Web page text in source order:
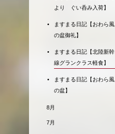
より ぐい呑み入荷】
ますまる日記【おわら風
の盆御礼】
ますまる日記【北陸新幹
線グランクラス軽食】
ますまる日記【おわら風
の盆】
8月
7月